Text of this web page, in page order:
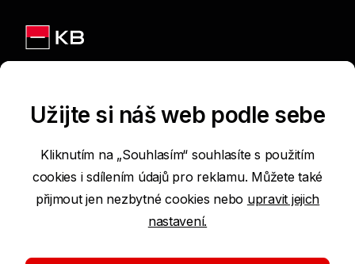
Podmínky používání internetových stránek
Prohlášení o přístupnosti
Užijte si náš web podle sebe
Kliknutím na „Souhlasím“ souhlasíte s použitím
cookies i sdílením údajů pro reklamu. Můžete také
přijmout jen nezbytné cookies nebo upravit jejich
nastavení.